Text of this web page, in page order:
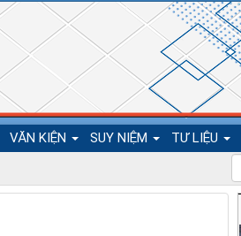
VĂN KIỆN SUY NIỆM TƯ LIỆU